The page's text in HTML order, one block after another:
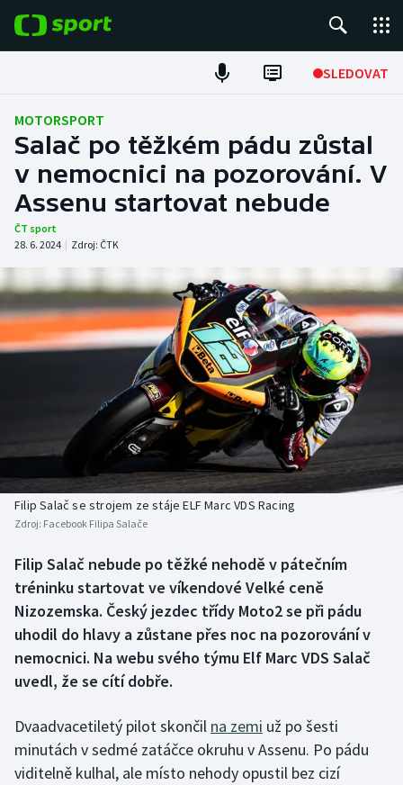
SLEDOVAT
Fotbal
Hokej
Tenis
Atletika
Cyklistika
DALŠÍ SPORTY
Baseball a softbal
Basketbal
Biatlon
Box
Curling
Dostihy
Florbal
Futsal
Historické návraty
Aplikace ČT sport
MOTORSPORT
Salač po těžkém pádu zůstal
v nemocnici na pozorování. V
Assenu startovat nebude
ČT sport
28. 6. 2024 | Zdroj: ČTK
Filip Salač se strojem ze stáje ELF Marc VDS Racing
Zdroj: Facebook Filipa Salače
Filip Salač nebude po těžké nehodě v pátečním
tréninku startovat ve víkendové Velké ceně
Nizozemska. Český jezdec třídy Moto2 se při pádu
uhodil do hlavy a zůstane přes noc na pozorování v
nemocnici. Na webu svého týmu Elf Marc VDS Salač
uvedl, že se cítí dobře.
Dvaadvacetiletý pilot skončil na zemi už po šesti
minutách v sedmé zatáčce okruhu v Assenu. Po pádu
viditelně kulhal, ale místo nehody opustil bez cizí